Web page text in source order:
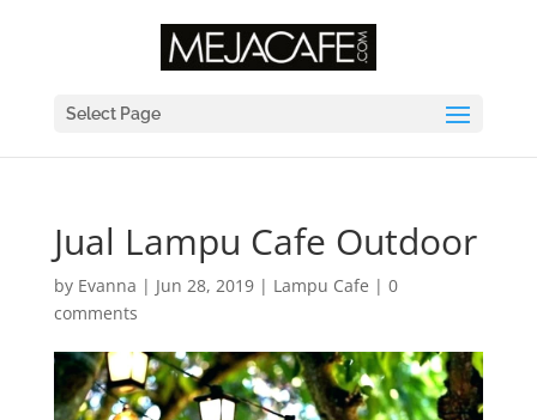
Select Page
Jual Lampu Cafe Outdoor
by Evanna | Jun 28, 2019| Lampu Cafe | 0
comments